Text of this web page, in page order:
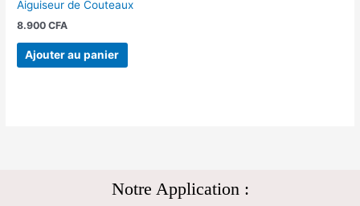
Aiguiseur de Couteaux
8.900CFA
Ajouter au panier
Notre Application :